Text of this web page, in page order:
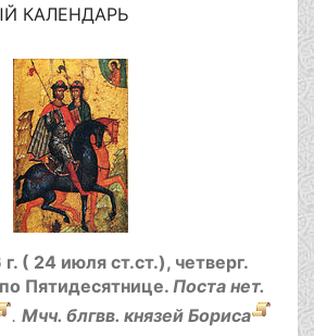
КАЛЕНДАРЬ
( 24 июля ст.ст.), четверг.
Пятидесятнице. Поста нет.
. Мчч. блгвв. князей Бориса